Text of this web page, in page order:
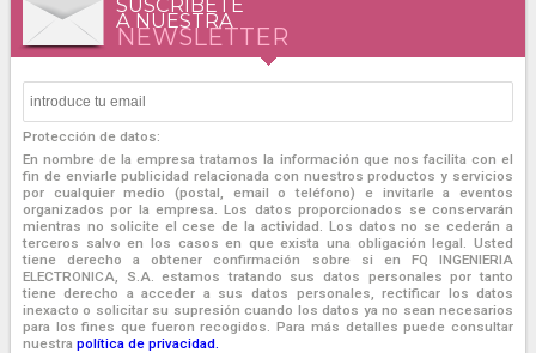
A NUESTRA
NEWSLETTER
Protección de datos:
En nombre de la empresa tratamos la información que nos facilita con el
fin de enviarle publicidad relacionada con nuestros productos y servicios
por cualquier medio (postal, email o teléfono) e invitarle a eventos
organizados por la empresa. Los datos proporcionados se conservarán
mientras no solicite el cese de la actividad. Los datos no se cederán a
terceros salvo en los casos en que exista una obligación legal. Usted
tiene derecho a obtener confirmación sobre si en FQ INGENIERIA
ELECTRONICA, S.A. estamos tratando sus datos personales por tanto
tiene derecho a acceder a sus datos personales, rectificar los datos
inexacto o solicitar su supresión cuando los datos ya no sean necesarios
para los fines que fueron recogidos. Para más detalles puede consultar
nuestra política de privacidad.